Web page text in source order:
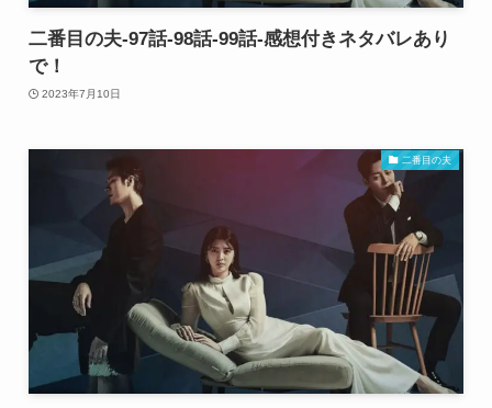
二番目の夫-97話-98話-99話-感想付きネタバレあり
で！
2023年7月10日
二番目の夫